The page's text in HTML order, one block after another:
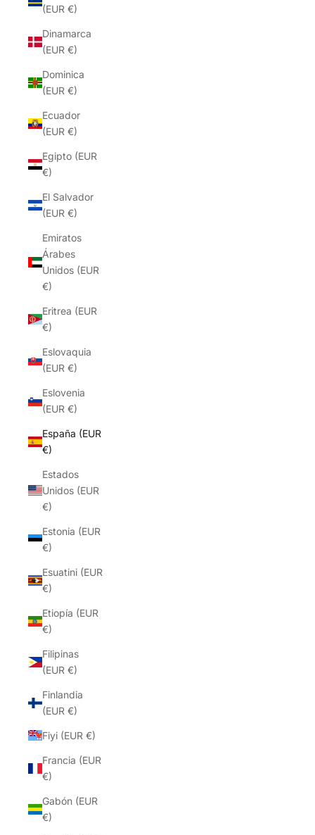
(EUR €)
Dinamarca
(EUR €)
Dominica
(EUR €)
Ecuador
(EUR €)
Egipto (EUR
€)
El Salvador
(EUR €)
Emiratos
Árabes
Unidos (EUR
€)
Eritrea (EUR
€)
Eslovaquia
(EUR €)
Eslovenia
(EUR €)
España (EUR
€)
Estados
Unidos (EUR
€)
Estonia (EUR
€)
Esuatini (EUR
€)
Etiopía (EUR
€)
Filipinas
(EUR €)
Finlandia
(EUR €)
Fiyi (EUR €)
Francia (EUR
€)
Gabón (EUR
€)